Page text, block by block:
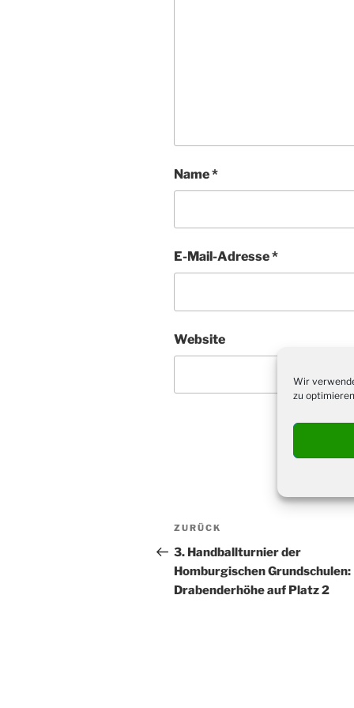
Wir
zu
Name*
E-Mail-Adresse*
Website
Beitragsnavigation
Vorheriger
Beitrag
ZURÜCK
3. Handballturnier der
Homburgischen Grundschulen:
Drabenderhöhe auf Platz 2